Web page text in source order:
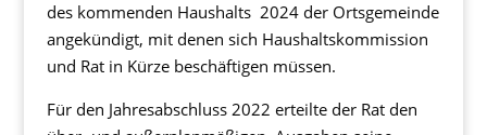
des kommenden Haushalts 2024 der Ortsgemeinde
angekündigt, mit denen sich Haushaltskommission
und Rat in Kürze beschäftigen müssen.
Für den Jahresabschluss 2022 erteilte der Rat den